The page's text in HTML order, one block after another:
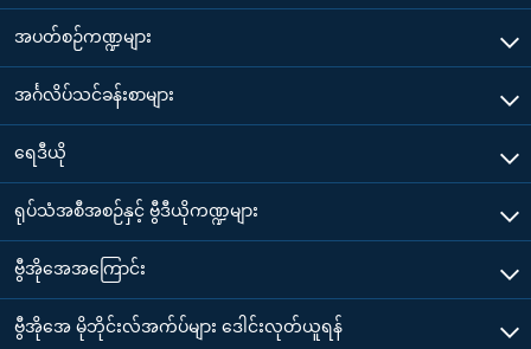
အပတ်စဉ်ကဏ္ဍများ
အင်္ဂလိပ်သင်ခန်းစာများ
ရေဒီယို
ရုပ်သံအစီအစဉ်နှင့် ဗွီဒီယိုကဏ္ဍများ
ဗွီအိုအေအကြောင်း
ဗွီအိုအေ မိုဘိုင်းလ်အက်ပ်များ ဒေါင်းလုတ်ယူရန်